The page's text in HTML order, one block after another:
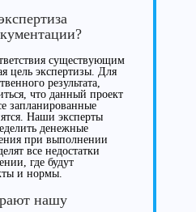
существующим
цель экспертизы. Для
результата,
что данный проект
запланированные
Наши эксперты
денежные
при выполнении
все недостатки
где будут
и нормы.
нашу